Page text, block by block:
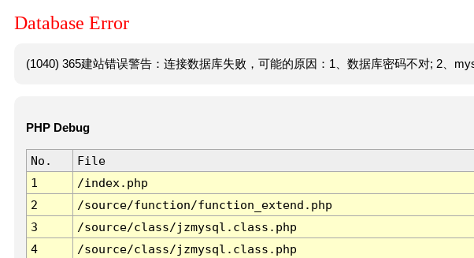
Database Error
(1040) 365建站错误警告：连接数据库失败，可能的原因：1、数据库密码不对; 2、
PHP Debug
No. File
1
/index.php
2
/source/function/function_extend.php
3
/source/class/jzmysql.class.php
4
/source/class/jzmysql.class.php